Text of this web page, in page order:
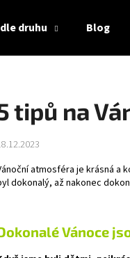
druhu Blog
tipů na
atmosféra je krásná a
dokonalý, až nakonec
Vánoce